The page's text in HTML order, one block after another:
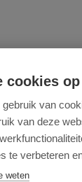
cookies
van
van deze
te verbeteren
weten